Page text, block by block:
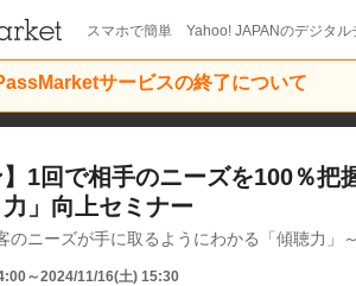
スマホで簡単 Yahoo! JAPANのデジタル
サービスの終了について
】1回で相手のニーズを100％把
」向上セミナー
のニーズが手に取るようにわかる「傾聴力」～
～2024/11/16(土) 15:30